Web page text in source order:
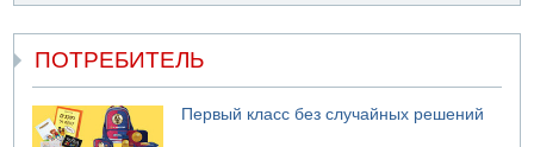
ПОТРЕБИТЕЛЬ
Первый класс без случайных решений